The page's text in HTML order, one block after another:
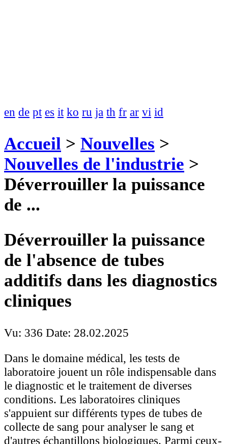
en de pt es it ko ru ja th fr ar vi id
Accueil > Nouvelles >
Nouvelles de l'industrie >
Déverrouiller la puissance
de ...
Déverrouiller la puissance
de l'absence de tubes
additifs dans les diagnostics
cliniques
Vu: 336 Date: 28.02.2025
Dans le domaine médical, les tests de
laboratoire jouent un rôle indispensable dans
le diagnostic et le traitement de diverses
conditions. Les laboratoires cliniques
s'appuient sur différents types de tubes de
collecte de sang pour analyser le sang et
d'autres échantillons biologiques. Parmi ceux-